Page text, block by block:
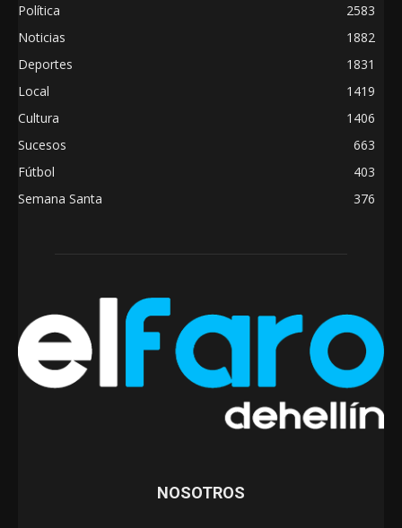
Política
2583
Noticias
1882
Deportes
1831
Local
1419
Cultura
1406
Sucesos
663
Fútbol
403
Semana Santa
376
NOSOTROS